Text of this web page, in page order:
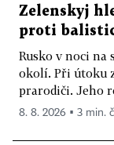
Zelenskyj
proti
Rusko v noci na
okolí. Při útoku
prarodiči. Jeho
8. 8. 2026 ▪ 3 min.